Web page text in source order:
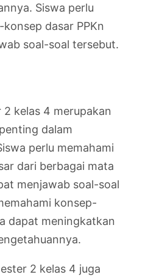
Siswa perlu
dasar PPKn
soal-soal tersebut.
2 kelas 4 merupakan
dalam
perlu memahami
dari berbagai mata
menjawab soal-soal
konsep-
dapat meningkatkan
2 kelas 4 juga